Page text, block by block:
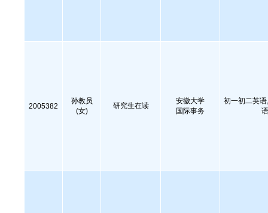
2005382
孙教员
(女)
研究生在读
安徽大学
国际事务
初一初二英